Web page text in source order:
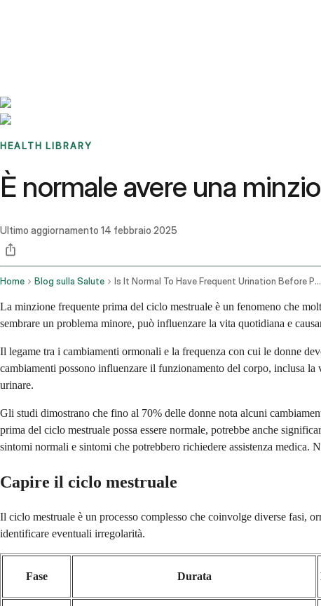
HEALTH LIBRARY
È normale avere una
Ultimo aggiornamento 14 febbraio 2025
Home Blog sulla Salute Is It Normal To Have Frequent Urination Before Period
La minzione frequente prima del ciclo mestruale è un fenomeno che
sembrare un problema minore, può influenzare la vita quotidiana e
Il legame tra i cambiamenti ormonali e la frequenza con cui le donne
cambiamenti possono influenzare il funzionamento del corpo, inclusa
urinare.
Gli studi dimostrano che fino al 70% delle donne nota alcuni
prima del ciclo mestruale possa essere normale, potrebbe anche
sintomi normali e sintomi che potrebbero richiedere assistenza
Capire il ciclo mestruale
Il ciclo mestruale è un processo complesso che coinvolge diverse fasi,
identificare eventuali irregolarità.
Fase Durata